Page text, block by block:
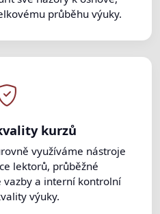
průběhu výuky.
kurzů
využíváme nástroje
lektorů, průběžné
vazby a interní kontrolní
výuky.